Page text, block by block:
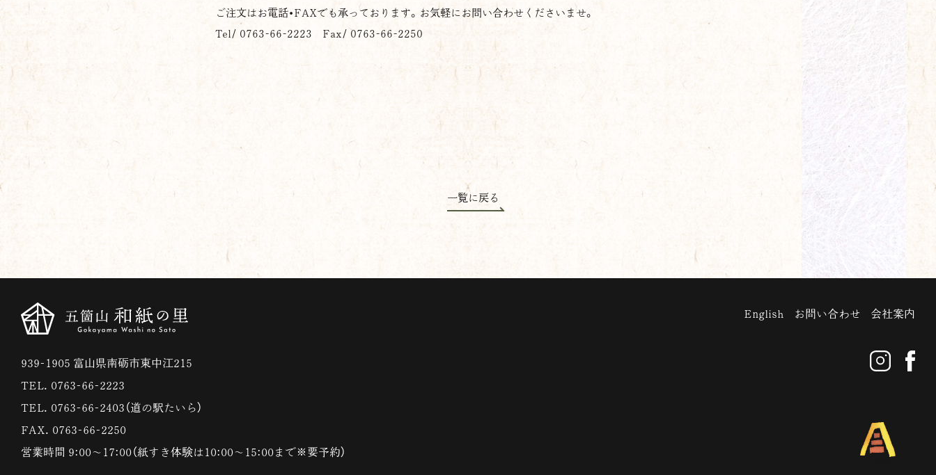
ご注文はお電話•FAXでも承っております。お気軽にお問い合わせくださいませ。
Tel/ 0763-66-2223 Fax/ 0763-66-2250
一覧に戻る
939-1905 富山県南砺市東中江215
TEL. 0763-66-2223
TEL. 0763-66-2403（道の駅たいら）
FAX. 0763-66-2250
営業時間 9:00〜17:00（紙すき体験は10:00〜15:00まで※要予約）
English お問い合わせ 会社案内